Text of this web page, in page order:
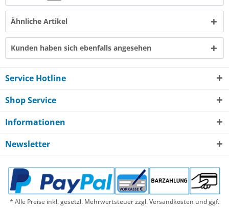
Ähnliche Artikel
Kunden haben sich ebenfalls angesehen
Service Hotline
Shop Service
Informationen
Newsletter
* Alle Preise inkl. gesetzl. Mehrwertsteuer zzgl. Versandkosten und ggf.